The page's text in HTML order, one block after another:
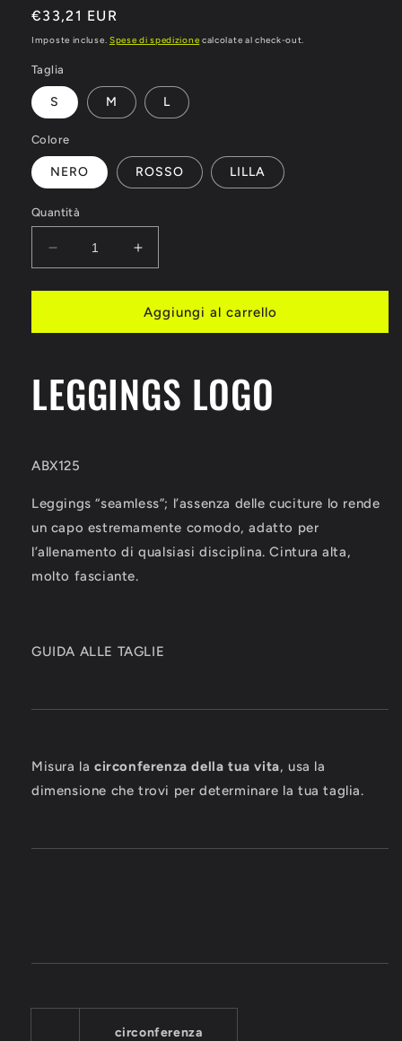
Prezzo
di
€33,21 EUR
Imposte incluse. Spese di spedizione calcolate al check-out.
Taglia
S M L
Colore
NERO ROSSO LILLA
Quantità
Diminuisci
quantità
per
LOGO
ABX125
Aumenta
quantità
per
LEGGINGS
LOGO
ABX125
Aggiungi al carrello
LEGGINGS LOGO
ABX125
Leggings “seamless”; l’assenza delle cuciture lo rende
un capo estremamente comodo, adatto per
l’allenamento di qualsiasi disciplina. Cintura alta,
molto fasciante.
GUIDA ALLE TAGLIE
Misura la circonferenza della tua vita, usa la
dimensione che trovi per determinare la tua taglia.
circonferenza